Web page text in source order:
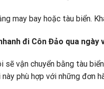
may bay hoặc tàu biển.
đi Côn Đảo qua ngày
sẽ vận chuyển bằng tàu
này phù hợp với những